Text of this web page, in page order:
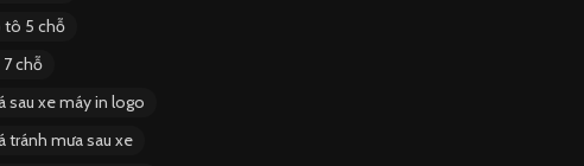
tô 5 chỗ
chỗ
sau xe máy in logo
tránh mưa sau xe